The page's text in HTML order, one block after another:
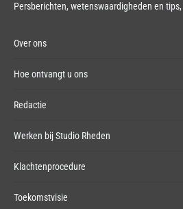
Persberichten, wetenswaardigheden en tips,
Over ons
Hoe ontvangt u ons
Redactie
Werken bij Studio Rheden
Klachtenprocedure
Toekomstvisie